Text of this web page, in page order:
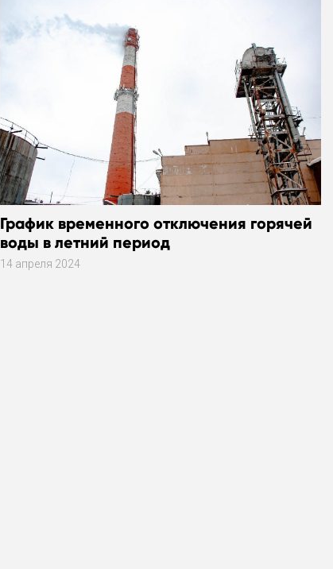
График временного отключения горячей
воды в летний период
14 апреля 2024